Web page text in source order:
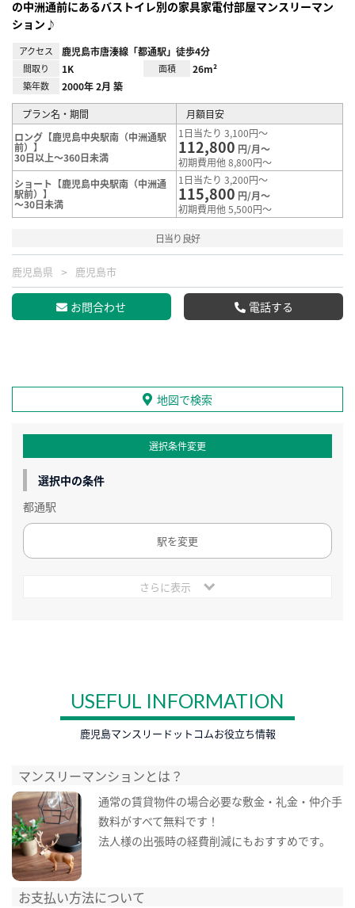
の中洲通前にあるバストイレ別の家具家電付部屋マンスリーマン
ション♪
アクセス 鹿児島市唐湊線「都通駅」徒歩4分
間取り 1K 面積 26m²
築年数 2000年 2月 築
プラン名・期間
月額目安
ロング【鹿児島中央駅南（中洲通駅
前）】
30日以上～360日未満
1日当たり 3,100円～
112,800 円/月～
初期費用他 8,800円～
ショート【鹿児島中央駅南（中洲通
駅前）】
～30日未満
1日当たり 3,200円～
115,800 円/月～
初期費用他 5,500円～
日当り良好
鹿児島県 鹿児島市
お問合わせ 電話する
地図で検索
選択条件変更
選択中の条件
都通駅
駅を変更
さらに表示
USEFUL INFORMATION
鹿児島マンスリードットコムお役立ち情報
マンスリーマンションとは？
通常の賃貸物件の場合必要な敷金・礼金・仲介手
数料がすべて無料です！
法人様の出張時の経費削減にもおすすめです。
お支払い方法について